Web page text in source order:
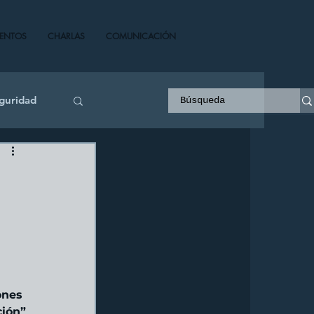
CHARLAS COMUNICACIÓN